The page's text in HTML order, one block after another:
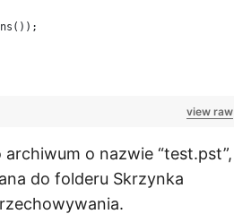
view raw
o nazwie “test.pst”,
do folderu Skrzynka